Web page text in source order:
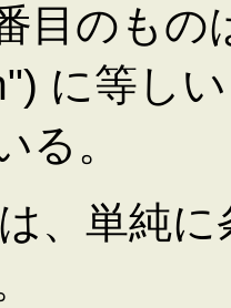
目のもの
に等し
る。
、単純